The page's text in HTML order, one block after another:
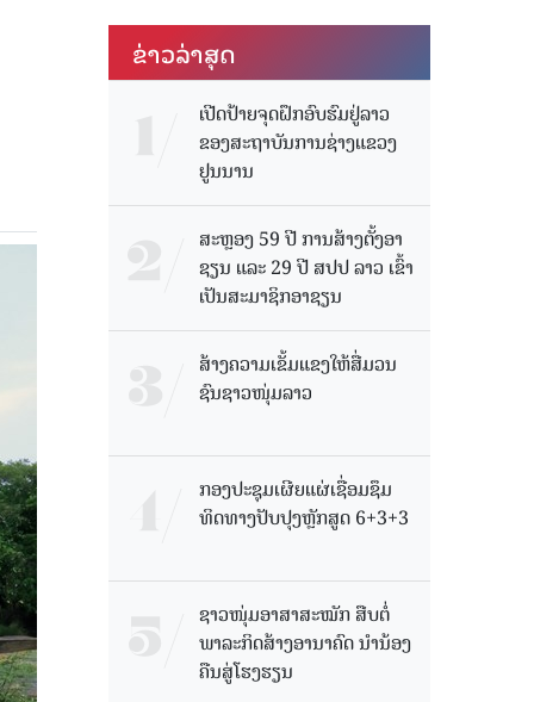
ຂ່າວ​ລ່າ​ສຸດ
ເປີດປ້າຍຈຸດຝຶກອົບຮົມຢູ່ລາວ
ຂອງສະຖາບັນການຊ່າງແຂວງ
ຢູນນານ
ສະຫຼອງ 59 ປີ ການສ້າງຕັ້ງອາ
ຊຽນ ແລະ 29 ປີ ສປປ ລາວ ເຂົ້າ
ເປັນສະມາຊິກອາຊຽນ
ສ້າງຄວາມເຂັ້ມແຂງໃຫ້ສື່ມວນ
ຊົນຊາວໜຸ່ມລາວ
ກອງປະຊຸມເຜີຍແຜ່ເຊື່ອມຊຶມ
ທິດທາງປັບປຸງຫຼັກສູດ 6+3+3
ຊາວໜຸ່ມອາສາສະໝັກ ສືບຕໍ່
ພາລະກິດສ້າງອານາຄົດ ນໍານ້ອງ
ຄືນສູ່ໂຮງຮຽນ